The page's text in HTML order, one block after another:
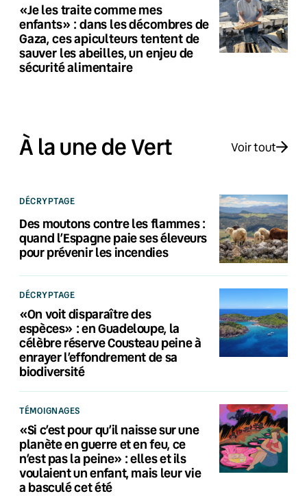
«Je les traite comme mes
enfants» : dans les décombres de
Gaza, ces apiculteurs tentent de
sauver les abeilles, un enjeu de
sécurité alimentaire
À la une de Vert Voir tout
DÉCRYPTAGE
Des moutons contre les flammes :
quand l’Espagne paie ses éleveurs
pour prévenir les incendies
DÉCRYPTAGE
«On voit disparaître des
espèces» : en Guadeloupe, la
célèbre réserve Cousteau peine à
enrayer l’effondrement de sa
biodiversité
TÉMOIGNAGES
«Si c’est pour qu’il naisse sur une
planète en guerre et en feu, ce
n’est pas la peine» : elles et ils
voulaient un enfant, mais leur vie
a basculé cet été